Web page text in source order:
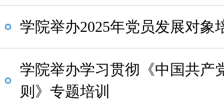
学院举办2025年党员发展对象
学院举办学习贯彻《中国共产
则》专题培训